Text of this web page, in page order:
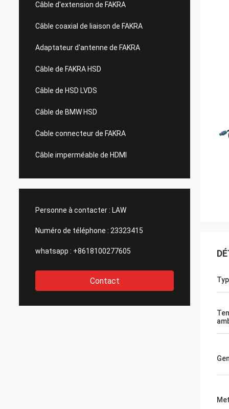
Câble d'extension de FAKRA
Câble coaxial de liaison de FAKRA
Adaptateur d'antenne de FAKRA
Câble de FAKRA HSD
Câble de HSD LVDS
Câble de BMW HSD
Cable connecteur de FAKRA
Câble imperméable de HDMI
Personne à contacter : LAW
Numéro de téléphone : 23323415
whatsapp : +8618100277605
Contact